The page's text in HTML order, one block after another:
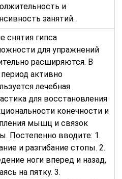
и
занятий.
снятия гипса
для упражнений
расширяются. В
активно
лечебная
для восстановления
конечности и
мышц и связок
Постепенно вводите: 1.
и разгибание стопы. 2.
ноги вперед и назад,
на пятку. 3.